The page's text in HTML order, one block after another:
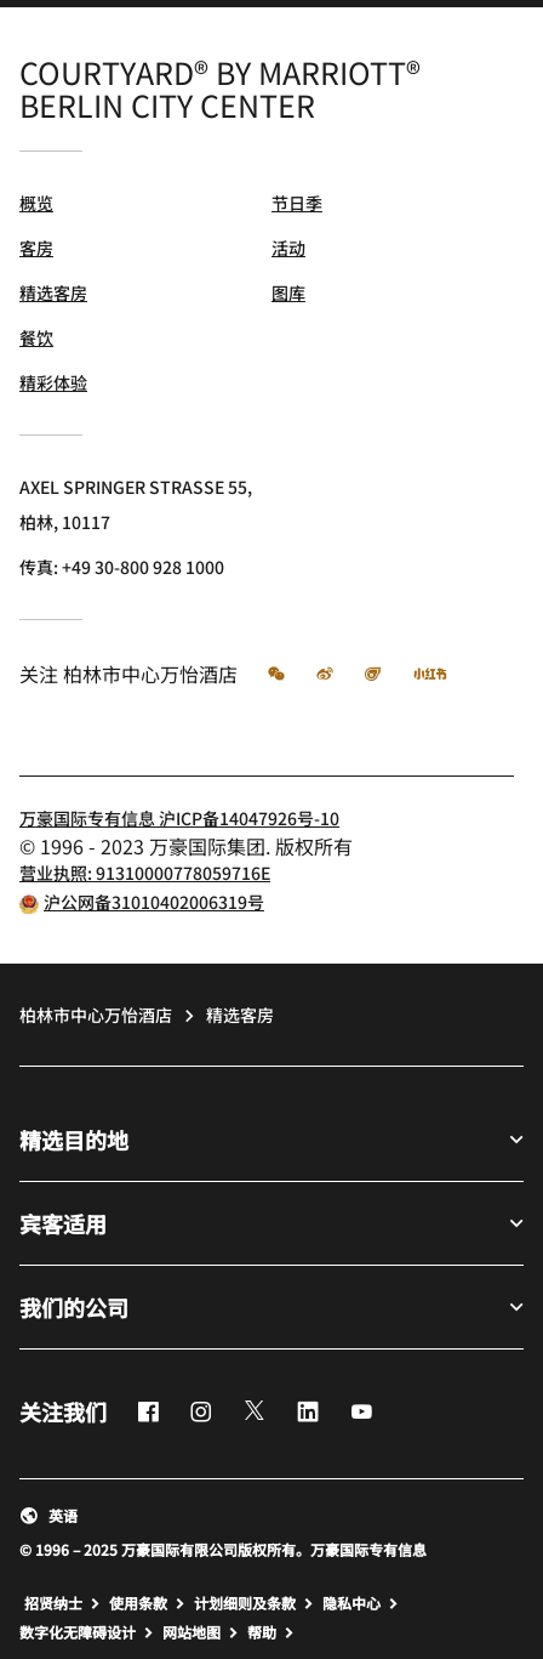
COURTYARD® BY MARRIOTT®
BERLIN CITY CENTER
概览
客房
精选客房
餐饮
精彩体验
节日季
活动
图库
AXEL SPRINGER STRASSE 55,
柏林, 10117
传真:+49 30-800 928 1000
关注柏林市中心万怡酒店 微信 微博 飞猪 小红书
万豪国际专有信息 沪ICP备14047926号-10
© 1996 - 2023 万豪国际集团. 版权所有
营业执照: 91310000778059716E
沪公网备31010402006319号
柏林市中心万怡酒店 精选客房
精选目的地
宾客适用
我们的公司
关注我们 FacebookInstagram
Twitter LinkedIn
© 1996 – 2025 万豪国际有限公司版权所有。万豪国际专有信息
英语
招贤纳士 使用条款 计划细则及条款
隐私中心
数字化无障碍设计
网站地图 打开新窗口
帮助